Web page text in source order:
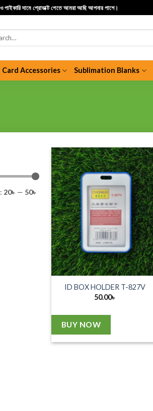
দামে প্রোডাক্ট পেতে আমরা আছি আপনার পাশে।
Card Accessories Sublimation Blanks
20৳ — 50৳
ID BOX HOLDER T-827V
50.00৳
BUY NOW